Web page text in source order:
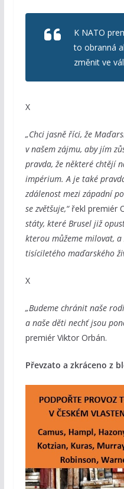
K NATO
to obranná
změnit ve
X
„Chci jasně říci, že
v našem zájmu, aby jím
pravda, že některé chtějí
impérium. A je také
zdálenost mezi západní
se zvětšuje,“řekl premiér
státy, které Brusel již
kterou můžeme milovat,
tisíciletého maďarského
X
„Budeme chránit naše
a naše děti nechť jsou
premiér Viktor Orbán.
Převzato a zkráceno z